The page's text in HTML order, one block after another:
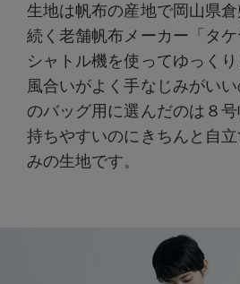
生地は帆布の産地で岡山県
続く老舗帆布メーカー「タ
シャトル機を使ってゆっく
風合いがよく手なじみがい
のバッグ用に選んだのは８
持ちやすいのにきちんと自
みの生地です。